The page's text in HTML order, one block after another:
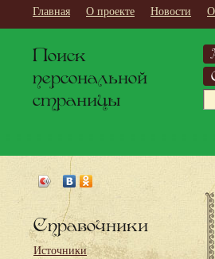
Главная О проекте Новости
Поиск
персональной
страницы
Справочники
Источники